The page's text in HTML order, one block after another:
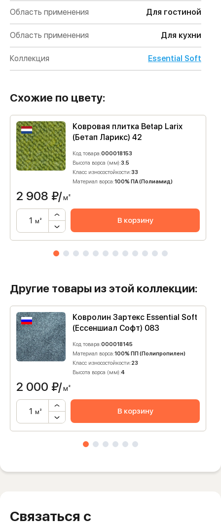
Область применения Для гостиной
Область применения Для кухни
Коллекция Essential Soft
Схожие по цвету:
Ковровая плитка Betap Larix
(Бетап Ларикс) 42
Код товара:000018153
Высота ворса (мм):3.5
Класс износостойкости:33
Материал ворса:100% ПА (Полиамид)
2 908 ₽/м²
м² В корзину
Другие товары из этой коллекции:
Ковролин Зартекс Essential Soft
(Ессеншиал Софт) 083
Код товара:000018145
Материал ворса:100% ПП (Полипропилен)
Класс износостойкости:23
Высота ворса (мм):4
2 000 ₽/м²
м² В корзину
Связаться с